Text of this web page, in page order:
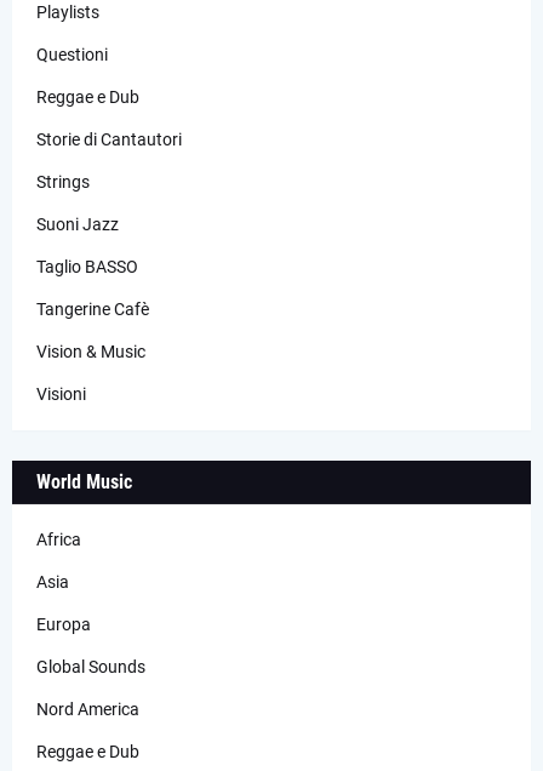
Playlists
Questioni
Reggae e Dub
Storie di Cantautori
Strings
Suoni Jazz
Taglio BASSO
Tangerine Cafè
Vision & Music
Visioni
World Music
Africa
Asia
Europa
Global Sounds
Nord America
Reggae e Dub